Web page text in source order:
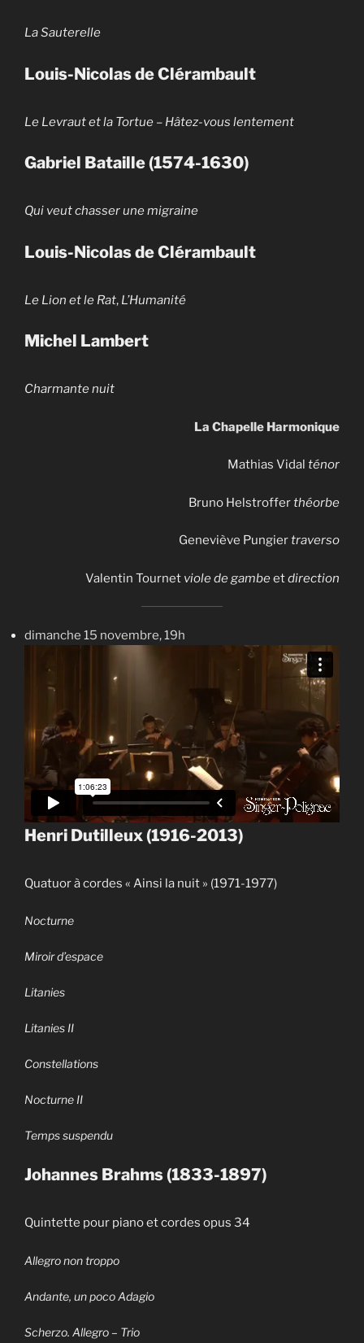
La Sauterelle
Louis-Nicolas de Clérambault
Le Levraut et la Tortue – Hâtez-vous lentement
Gabriel Bataille (1574-1630)
Qui veut chasser une migraine
Louis-Nicolas de Clérambault
Le Lion et le Rat, L’Humanité
Michel Lambert
Charmante nuit
La Chapelle Harmonique
Mathias Vidal ténor
Bruno Helstrofferthéorbe
Geneviève Pungiertraverso
Valentin Tournet viole de gambeetdirection
dimanche 15 novembre, 19h
Henri Dutilleux (1916-2013)
Quatuor à cordes « Ainsi la nuit » (1971-1977)
Nocturne
Miroir d’espace
Litanies
Litanies II
Constellations
Nocturne II
Temps suspendu
Johannes Brahms (1833-1897)
Quintette pour piano et cordes opus 34
Allegro non troppo
Andante, un poco Adagio
Scherzo. Allegro – Trio